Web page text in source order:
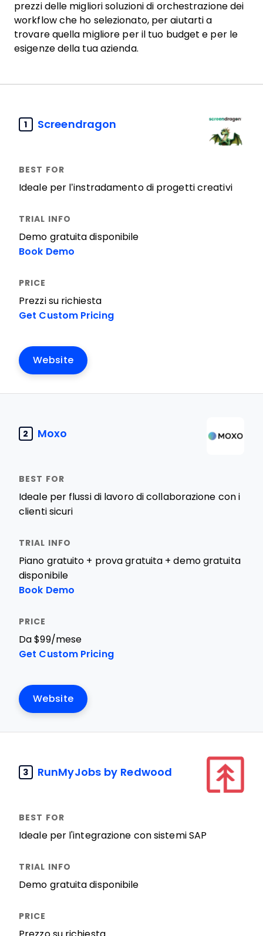
prezzi delle migliori soluzioni di orchestrazione dei
workflow che ho selezionato, per aiutarti a
trovare quella migliore per il tuo budget e per le
esigenze della tua azienda.
1 Screendragon
Ideale per l’instradamento di progetti creativi
Demo gratuita disponibile
Book Demo
Prezzi su richiesta
Get Custom Pricing
Website
2 Moxo
Ideale per flussi di lavoro di collaborazione con i
clienti sicuri
Piano gratuito + prova gratuita + demo gratuita
disponibile
Book Demo
Da $99/mese
Get Custom Pricing
Website
3 RunMyJobs by Redwood
Ideale per l'integrazione con sistemi SAP
Demo gratuita disponibile
Prezzo su richiesta